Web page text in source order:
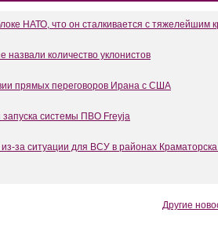
НАТО, что он сталкивается с тяжелейшим
количество уклонистов
прямых переговоров Ирана с США
запуска системы ПВО Freyja
за ситуации для ВСУ в районах
Другие